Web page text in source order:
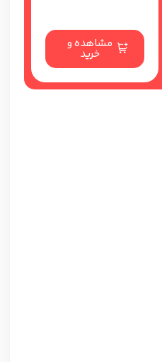
مشاهده و
خرید